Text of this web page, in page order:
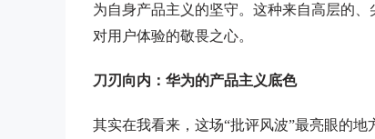
为自身产品主义的坚守。这种来自高层的
对用户体验的敬畏之心。
刀刃向内：华为的产品主义底色
其实在我看来，这场“批评风波”最亮眼的